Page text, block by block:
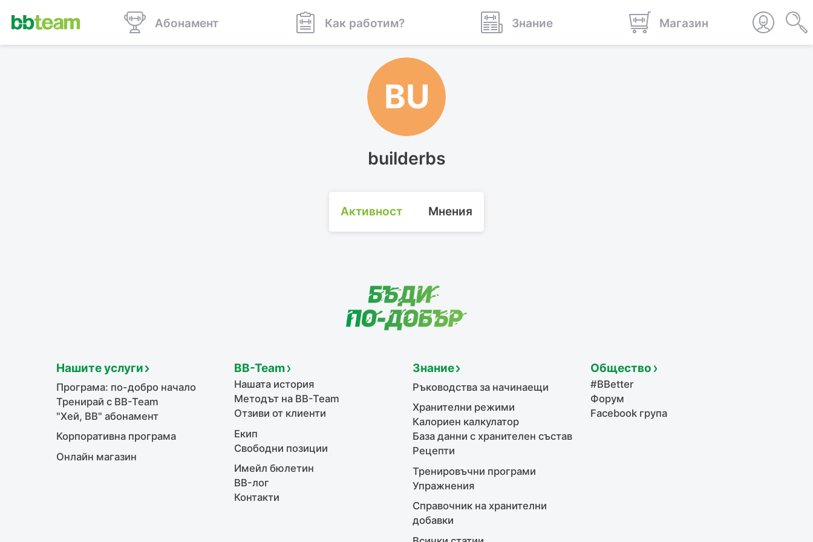
Абонамент Как работим? Знание Магазин
BU
builderbs
Активност Мнения
Нашите услуги
Програма: по-добро начало
Тренирай с BB-Team
"Хей, ВВ" абонамент
Корпоративна програма
Онлайн магазин
BB-Team
Нашата история
Методът на BB-Team
Отзиви от клиенти
Екип
Свободни позиции
Имейл бюлетин
BB-лог
Контакти
Знание
Ръководства за начинаещи
Хранителни режими
Калориен калкулатор
База данни с хранителен състав
Рецепти
Тренировъчни програми
Упражнения
Справочник на хранителни
добавки
Общество
#BBetter
Форум
Facebook група